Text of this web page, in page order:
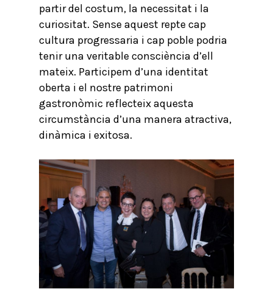
partir del costum, la necessitat i la
curiositat. Sense aquest repte cap
cultura progressaria i cap poble podria
tenir una veritable consciència d’ell
mateix. Participem d’una identitat
oberta i el nostre patrimoni
gastronòmic reflecteix aquesta
circumstància d’una manera atractiva,
dinàmica i exitosa.